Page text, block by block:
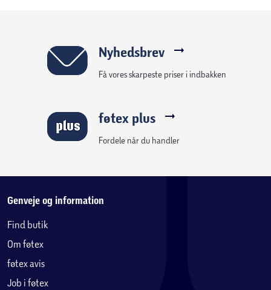
Nyhedsbrev
Få vores skarpeste priser i indbakken
føtex plus
Fordele når du handler
Genveje og information
Find butik
Om føtex
føtex avis
Job i føtex